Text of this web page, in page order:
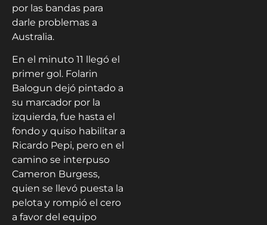
por las bandas para
darle problemas a
Australia.
En el minuto 11 llegó el
primer gol. Folarin
Balogun dejó pintado a
su marcador por la
izquierda, fue hasta el
fondo y quiso habilitar a
Ricardo Pepi, pero en el
camino se interpuso
Cameron Burgess,
quien se llevó puesta la
pelota y rompió el cero
a favor del equipo